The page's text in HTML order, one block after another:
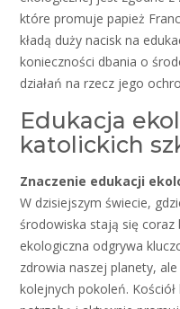
które promuje papież
kładą duży nacisk na
konieczności dbania o
działań na rzecz jego
Edukacja
katolickich
Znaczenie edukacji
W dzisiejszym świecie,
środowiska stają się coraz
ekologiczna odgrywa
zdrowia naszej planety,
kolejnych pokoleń.